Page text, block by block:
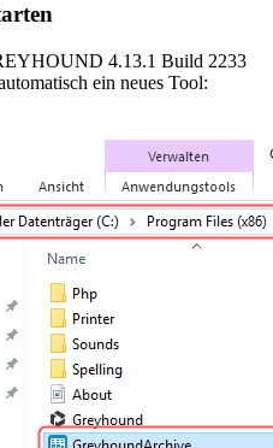
4.13.1 Build 2233
ein neues Tool: